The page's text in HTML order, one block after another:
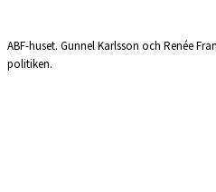
ABF-huset. Gunnel Karlsson och Renée
politiken.